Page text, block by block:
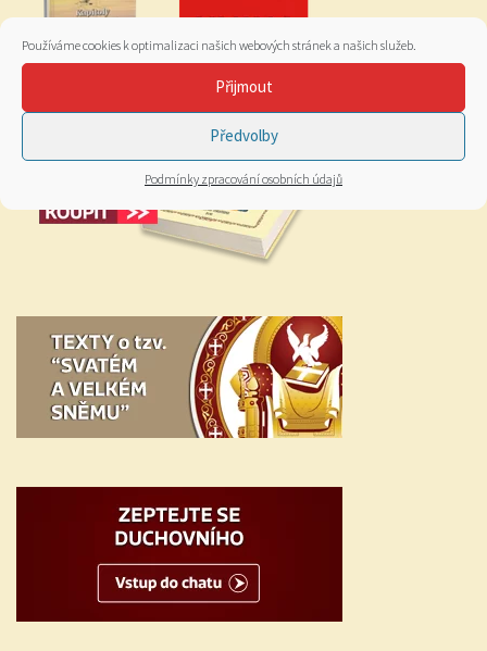
Používáme cookies k optimalizaci našich webových stránek a našich služeb.
Přijmout
Předvolby
Podmínky zpracování osobních údajů